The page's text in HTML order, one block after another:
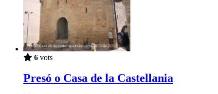
6 vots
Presó o Casa de la Castellania